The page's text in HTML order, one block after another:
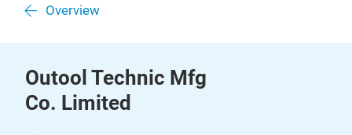
Overview
Outool Technic Mfg
Co. Limited